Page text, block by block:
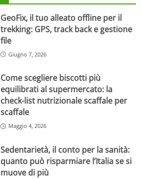
GeoFix, il tuo alleato offline per il
trekking: GPS, track back e gestione
file
Giugno 7, 2026
Come scegliere biscotti più
equilibrati al supermercato: la
check-list nutrizionale scaffale per
scaffale
Maggio 4, 2026
Sedentarietà, il conto per la sanità:
quanto può risparmiare l’Italia se si
muove di più